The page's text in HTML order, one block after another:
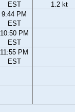
EST
1.2 kt
9:44 PM
EST
10:50 PM
EST
11:55 PM
EST